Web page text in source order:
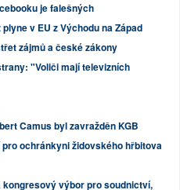
je falešných
v EU z Východu na Západ
zájmů a české zákony
"Voliči mají televizních
Camus byl zavražděn KGB
pro ochránkyni židovského hřbitova
kongresový výbor pro soudnictví,